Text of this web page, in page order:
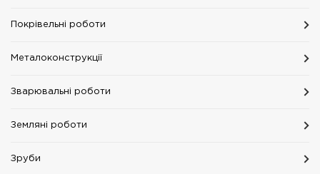
Покрівельні роботи
Металоконструкції
Зварювальні роботи
Земляні роботи
Зруби